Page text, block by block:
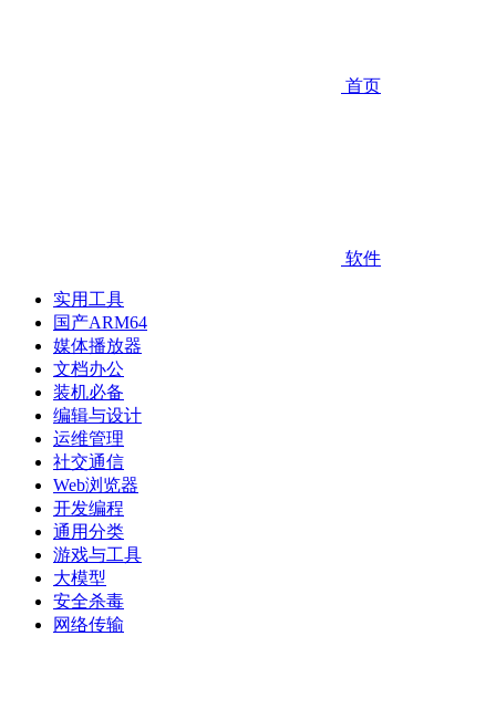
首页
软件
实用工具
国产ARM64
媒体播放器
文档办公
装机必备
编辑与设计
运维管理
社交通信
Web浏览器
开发编程
通用分类
游戏与工具
大模型
安全杀毒
网络传输